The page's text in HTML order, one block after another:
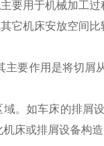
要用于机械加工
它机床安放空间
要作用是将切
。如车床的排屑
床或排屑设备构